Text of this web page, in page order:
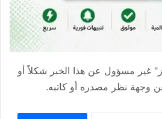
غير مسؤول عن هذا الخبر شكلاً أو
وجهة نظر مصدره أو كاتبه.